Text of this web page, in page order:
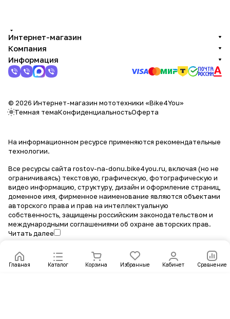
Главная Каталог Корзина Избранные Кабинет Сравнение
Интернет-магазин
Компания
Информация
© 2026 Интернет-магазин мототехники «Bike4You»
Темная темаКонфиденциальностьОферта
На информационном ресурсе применяются рекомендательные
технологии.
Все ресурсы сайта rostov-na-donu.bike4you.ru, включая (но не
ограничиваясь) текстовую, графическую, фотографическую и
видео информацию, структуру, дизайн и оформление страниц,
доменное имя, фирменное наименование являются объектами
авторского права и прав на интеллектуальную
собственность, защищены российским законодательством и
международными соглашениями об охране авторских прав.
Читать далее